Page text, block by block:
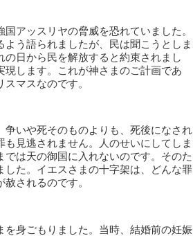
アッスリヤの脅威を恐れていました。
う語られましたが、民は聞こうとしま
日から民を解放すると約束されまし
します。これが神さまのご計画であ
マスなのです。
いや死そのものよりも、死後になされ
見逃されません。人のせいにしてしま
は天の御国に入れないのです。そのた
た。イエスさまの十字架は、どんな罪
されるのです。
身ごもりました。当時、結婚前の妊娠